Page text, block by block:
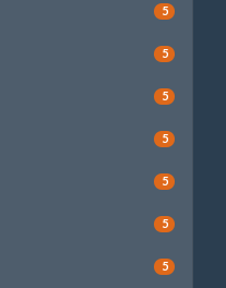
5
5
5
5
5
5
5